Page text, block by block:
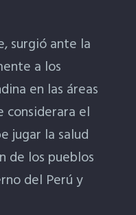
surgió ante la
a los
en las áreas
considerara el
jugar la salud
de los pueblos
del Perú y